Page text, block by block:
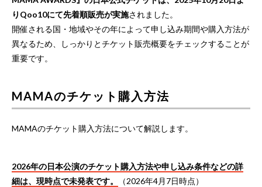
りQoo10にて先着順販売が実施されました。
開催される国・地域やその年によって申し込み期間や購入方法が
異なるため、しっかりとチケット販売概要をチェックすることが
重要です。
MAMAのチケット購入方法
MAMAのチケット購入方法について解説します。
2026年の日本公演のチケット購入方法や申し込み条件などの詳
細は、現時点で未発表です。
（2026年4月7日時点）